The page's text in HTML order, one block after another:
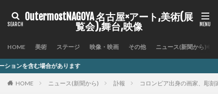
OutermostNAGOYA 名古屋×アート,美術(展
覧会),舞台,映像
HOME 美術 ステージ 映像・映画 その他 ニュース(新聞から)
す
HOME ニュース(新聞から) 訃報 コロンビア出身の画家、彫